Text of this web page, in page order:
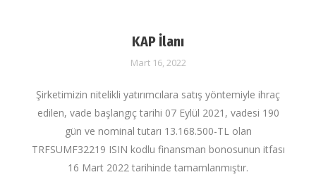
KAP İlanı
Mart 16, 2022
Şirketimizin nitelikli yatırımcılara satış yöntemiyle ihraç
edilen, vade başlangıç tarihi 07 Eylül 2021, vadesi 190
gün ve nominal tutarı 13.168.500-TL olan
TRFSUMF32219 ISIN kodlu finansman bonosunun itfası
16 Mart 2022 tarihinde tamamlanmıştır.